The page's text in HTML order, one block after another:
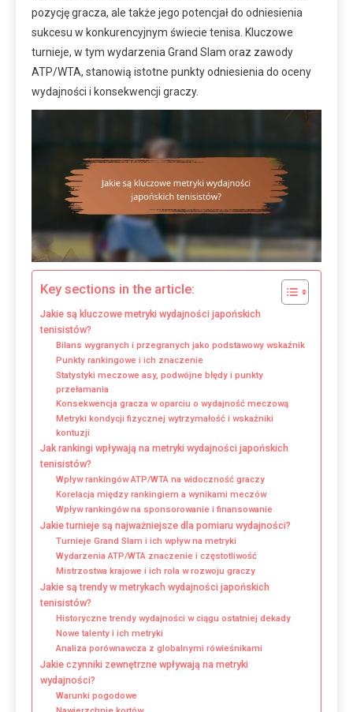
pozycję gracza, ale także jego potencjał do odniesienia
sukcesu w konkurencyjnym świecie tenisa. Kluczowe
turnieje, w tym wydarzenia Grand Slam oraz zawody
ATP/WTA, stanowią istotne punkty odniesienia do oceny
wydajności i konsekwencji graczy.
Key sections in the article:
Jakie są kluczowe metryki wydajności japońskich
tenisistów?
Bilans wygranych i przegranych jako podstawowy wskaźnik
Punkty rankingowe i ich znaczenie
Statystyki meczowe asy, podwójne błędy i punkty
przełamania
Konsekwencja gracza w oparciu o wydajność meczową
Metryki kondycji fizycznej wytrzymałość i wskaźniki
kontuzji
Jak rankingi wpływają na metryki wydajności japońskich
tenisistów?
Wpływ rankingów ATP/WTA na widoczność graczy
Korelacja między rankingiem a wynikami meczów
Wpływ rankingów na sponsorowanie i finansowanie
Jakie turnieje są najważniejsze dla pomiaru wydajności?
Turnieje Grand Slam i ich wpływ na metryki
Wydarzenia ATP/WTA znaczenie i częstotliwość
Mistrzostwa krajowe i ich rola w rozwoju graczy
Jakie są trendy w metrykach wydajności japońskich
tenisistów?
Historyczne trendy wydajności w ciągu ostatniej dekady
Nowe talenty i ich metryki
Analiza porównawcza z globalnymi rówieśnikami
Jakie czynniki zewnętrzne wpływają na metryki
wydajności?
Warunki pogodowe